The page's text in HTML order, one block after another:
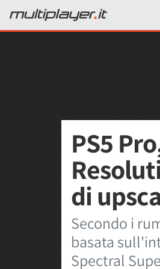
PS5
di
Secondo i
basata
Spectral